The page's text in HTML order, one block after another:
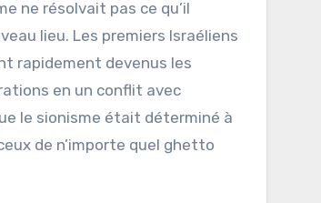
ne résolvait pas ce qu’il
lieu. Les premiers Israéliens
rapidement devenus les
en un conflit avec
le sionisme était déterminé à
de n’importe quel ghetto